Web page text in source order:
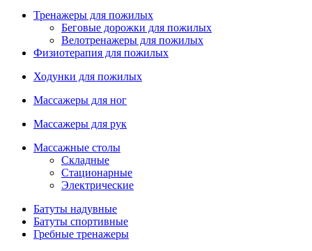
Тренажеры для пожилых
Беговые дорожки для пожилых
Велотренажеры для пожилых
Физиотерапия для пожилых
Ходунки для пожилых
Массажеры для ног
Массажеры для рук
Массажные столы
Складные
Стационарные
Электрические
Батуты надувные
Батуты спортивные
Гребные тренажеры